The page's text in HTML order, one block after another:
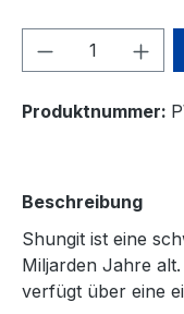
Produkt
Produktnummer:
Beschreibung
Shungit ist eine
Miljarden Jahre
verfügt über eine